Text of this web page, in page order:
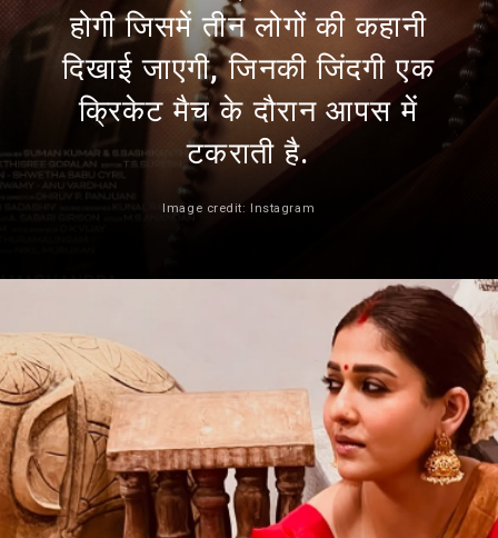
Image credit: Instagram
होगी जिसमें तीन लोगों की कहानी
दिखाई जाएगी, जिनकी जिंदगी एक
क्रिकेट मैच के दौरान आपस में
टकराती है.